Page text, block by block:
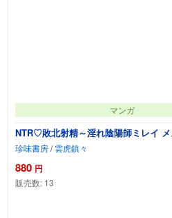
マンガ
NTR♡敗北射精～淫れ陰陽師ミレイ
珍味書房/ 雲虎鎮々
880 円
販売数: 13